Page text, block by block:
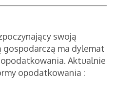
swoją
gospodarczą ma dylemat
Aktualnie
opodatkowania :